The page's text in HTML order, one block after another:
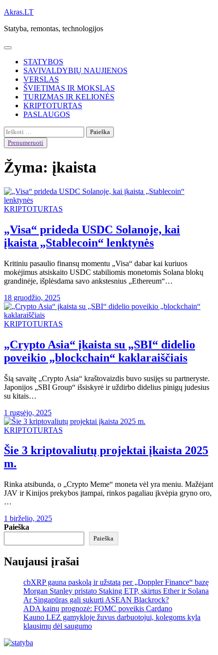
Skip
content
Akras.LT
Statyba, remontas, technologijos
STATYBOS
SAVIVALDYBIŲ NAUJIENOS
VERSLAS
ŠVIETIMAS IR MOKSLAS
TURIZMAS IR KELIONĖS
KRIPTOTURTAS
PASLAUGOS
Ieškoti:
Prenumeruoti
Žyma: įkaista
KRIPTOTURTAS
„Visa“ prideda USDC Solanoje, kai
įkaista „Stablecoin“ lenktynės
Kritiniu pasaulio finansų momentu „Visa“ dabar kai kuriuos
mokėjimus atsiskaito USDC stabiliomis monetomis Solana blokų
grandinėje, išplėsdama savo ankstesnius „Ethereum“…
18 gruodžio, 2025
KRIPTOTURTAS
„Crypto Asia“ įkaista su „SBI“ didelio
poveikio „blockchain“ kaklaraiščiais
Šią savaitę „Crypto Asia“ kraštovaizdis buvo susijęs su partneryste.
Japonijos „SBI Group“ išsiskyrė ir uždirbo didelius pinigų judesius
su kitais…
1 rugsėjo, 2025
KRIPTOTURTAS
Šie 3 kriptovaliutų projektai įkaista 2025
m.
Rinka atsibunda, o „Crypto Meme“ moneta vėl yra meniu. Mažėjant
JAV ir Kinijos prekybos įtampai, rinkos pagaliau įkvėpia gryno oro,
…
1 birželio, 2025
Paieška
Paieška
Naujausi įrašai
cbXRP gauna paskolą ir užstatą per „Doppler Finance“ bazę
Morgan Stanley pristato Staking ETP, skirtus Ether ir Solana
Ar Singapūras gali sukurti ASEAN Blackrock?
ADA kainų prognozė: FOMC poveikis Cardano
Kauno LEZ gamykloje žuvus darbuotojui, kolegoms kyla
klausimų dėl saugumo